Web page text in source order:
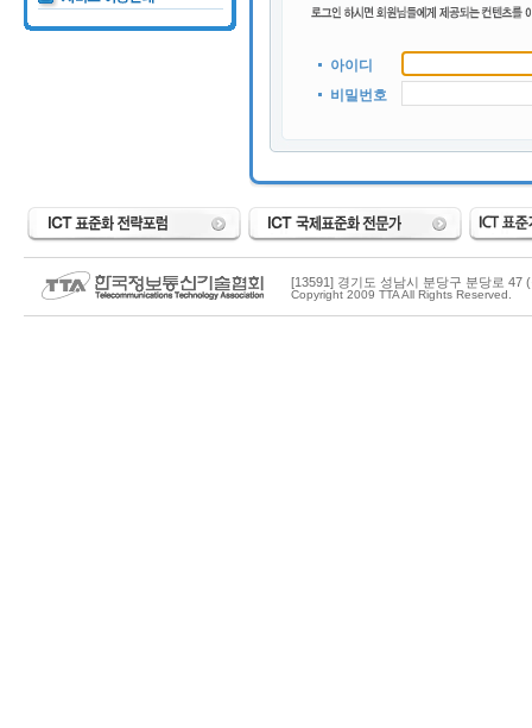
아이디
비밀번호
[13591] 경기도 성남시 분당구 분당로 47
Copyright 2009 TTA All Rights Reserved.